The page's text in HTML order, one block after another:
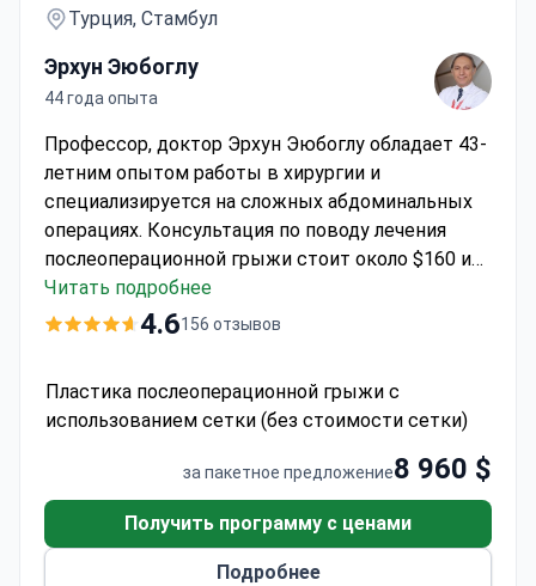
Турция, Стамбул
Эрхун Эюбоглу
44 года опыта
Профессор, доктор Эрхун Эюбоглу обладает 43-
летним опытом работы в хирургии и
специализируется на сложных абдоминальных
операциях. Консультация по поводу лечения
послеоперационной грыжи стоит около $160 и
включает предоперационное обследование и
осмотр хирурга. Больница Мемориал
платиновый сертификат LEED за соблюдение
экологических стандартов. Клиника входит в
состав известной сети Memorial Healthcare
Group, которая славится высокими
показателями успеха при проведении сложных
операций.
Читать подробнее
4.6156 отзывов
Пластика послеоперационной грыжи с
использованием сетки (без стоимости сетки)
за пакетное предложение8 960 $
Получить программу с ценами
Подробнее